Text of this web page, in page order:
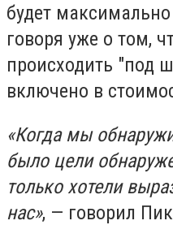
будет
говоря уже о том,
происходить "под
включено в
«Когда мы
было цели
только хотели
нас», — говорил